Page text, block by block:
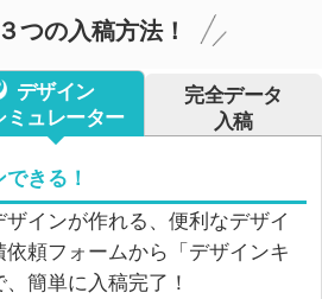
つの入稿方法！
デザイン
ミュレーター
完全データ
入稿
きる！
インが作れる、便利なデザイ
頼フォームから「デザインキ
簡単に入稿完了！